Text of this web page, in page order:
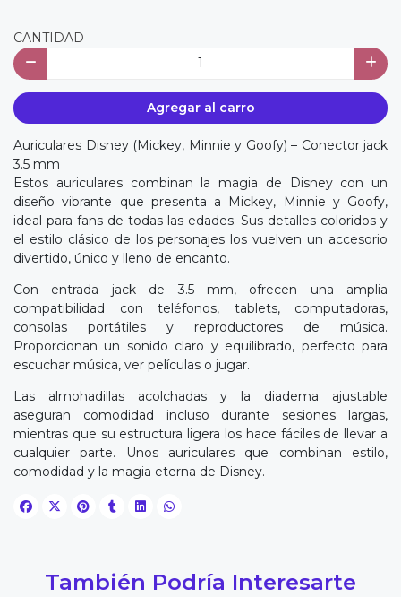
CANTIDAD
Agregar al carro
Auriculares Disney (Mickey, Minnie y Goofy) – Conector jack
3.5 mm
Estos auriculares combinan la magia de Disney con un
diseño vibrante que presenta a Mickey, Minnie y Goofy,
ideal para fans de todas las edades. Sus detalles coloridos y
el estilo clásico de los personajes los vuelven un accesorio
divertido, único y lleno de encanto.
Con entrada jack de 3.5 mm, ofrecen una amplia
compatibilidad con teléfonos, tablets, computadoras,
consolas portátiles y reproductores de música.
Proporcionan un sonido claro y equilibrado, perfecto para
escuchar música, ver películas o jugar.
Las almohadillas acolchadas y la diadema ajustable
aseguran comodidad incluso durante sesiones largas,
mientras que su estructura ligera los hace fáciles de llevar a
cualquier parte. Unos auriculares que combinan estilo,
comodidad y la magia eterna de Disney.
También Podría Interesarte